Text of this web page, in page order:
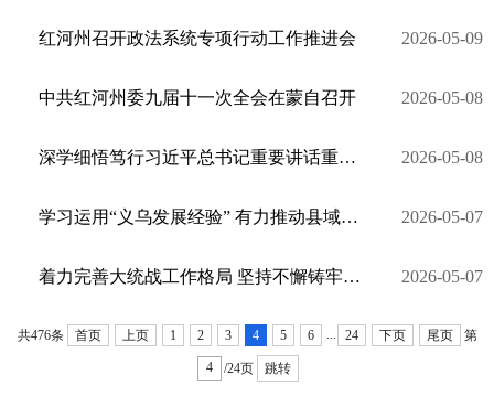
红河州召开政法系统专项行动工作推进会 2026-05-09
中共红河州委九届十一次全会在蒙自召开 2026-05-08
深学细悟笃行习近平总书记重要讲话重要指示精神 统筹抓实稳增长惠民生保安全各项工作 2026-05-08
学习运用“义乌发展经验” 有力推动县域经济发展 2026-05-07
着力完善大统战工作格局 坚持不懈铸牢中华民族共同体意识 2026-05-07
共476条 首页 上页 1 2 3 4 5 6 24 下页 尾页 第
/24页 跳转